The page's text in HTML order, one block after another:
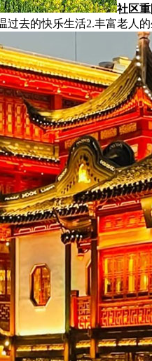
社区
去的快乐生活2.丰富老人